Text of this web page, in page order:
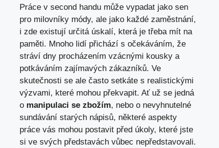
Práce v second handu může vypadat jako sen
pro milovníky módy, ale jako každé zaměstnání,
i zde existují určitá úskalí, která je třeba mít na
paměti. Mnoho lidí přichází s očekáváním, že
stráví dny procházením vzácnými kousky a
potkáváním zajímavých zákazníků. Ve
skutečnosti se ale často setkáte s realistickými
výzvami, které mohou překvapit. Ať už se jedná
o manipulaci se zbožím, nebo o nevyhnutelné
sundávání starých nápisů, některé aspekty
práce vás mohou postavit před úkoly, které jste
si ve svých představách vůbec nepředstavovali.